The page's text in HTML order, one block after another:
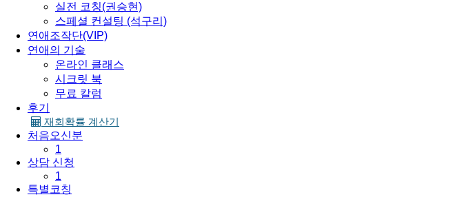
실전 코칭(권승현)
스페셜 컨설팅 (석구리)
연애조작단(VIP)
연애의 기술
온라인 클래스
시크릿 북
무료 칼럼
후기
재회확률 계산기
처음오신분
1
상담 신청
1
특별코칭